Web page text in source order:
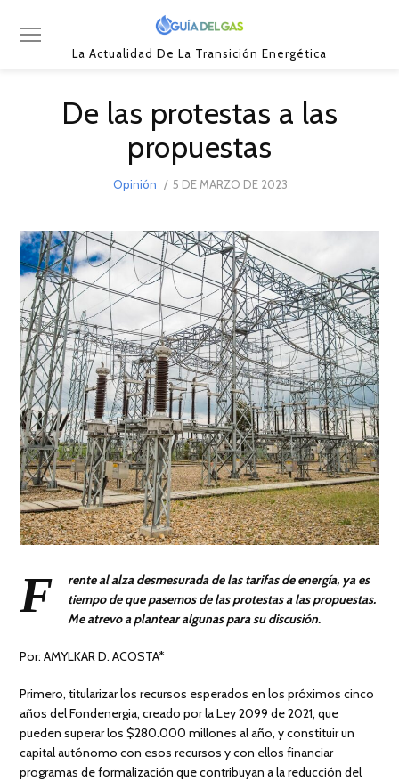
La Actualidad De La Transición Energética
De las protestas a las
propuestas
Opinión
POSTED
5 DE MARZO DE 2023
2023
F
rente al alza desmesurada de las tarifas de energía, ya es
tiempo de que pasemos de las protestas a las propuestas.
Me atrevo a plantear algunas para su discusión.
Por: AMYLKAR D. ACOSTA*
Primero, titularizar los recursos esperados en los próximos cinco
años del Fondenergia, creado por la Ley 2099 de 2021, que
pueden superar los $280.000 millones al año, y constituir un
capital autónomo con esos recursos y con ellos financiar
programas de formalización que contribuyan a la reducción del